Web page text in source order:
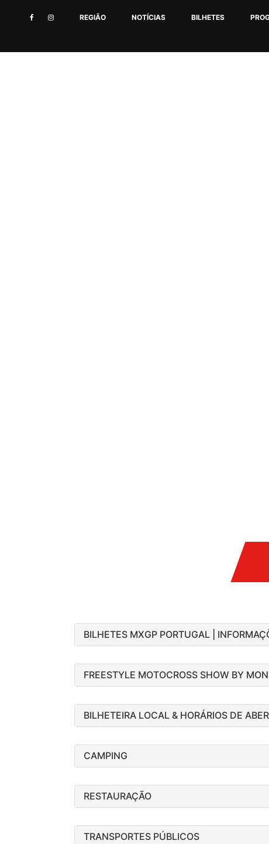
REGIÃO NOTÍCIAS BILHETES
BILHETES MXGP PORTUGAL |
FREESTYLE MOTOCROSS SHOW BY
BILHETEIRA LOCAL & HORÁRIOS DE
CAMPING
RESTAURAÇÃO
TRANSPORTES PÚBLICOS